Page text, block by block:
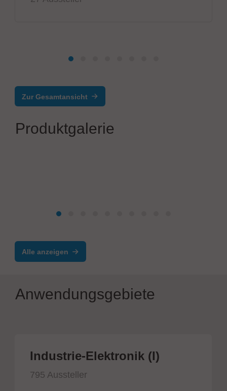
Zur Gesamtansicht
Produktgalerie
Alle anzeigen
Anwendungsgebiete
Industrie-Elektronik (I)
795 Aussteller